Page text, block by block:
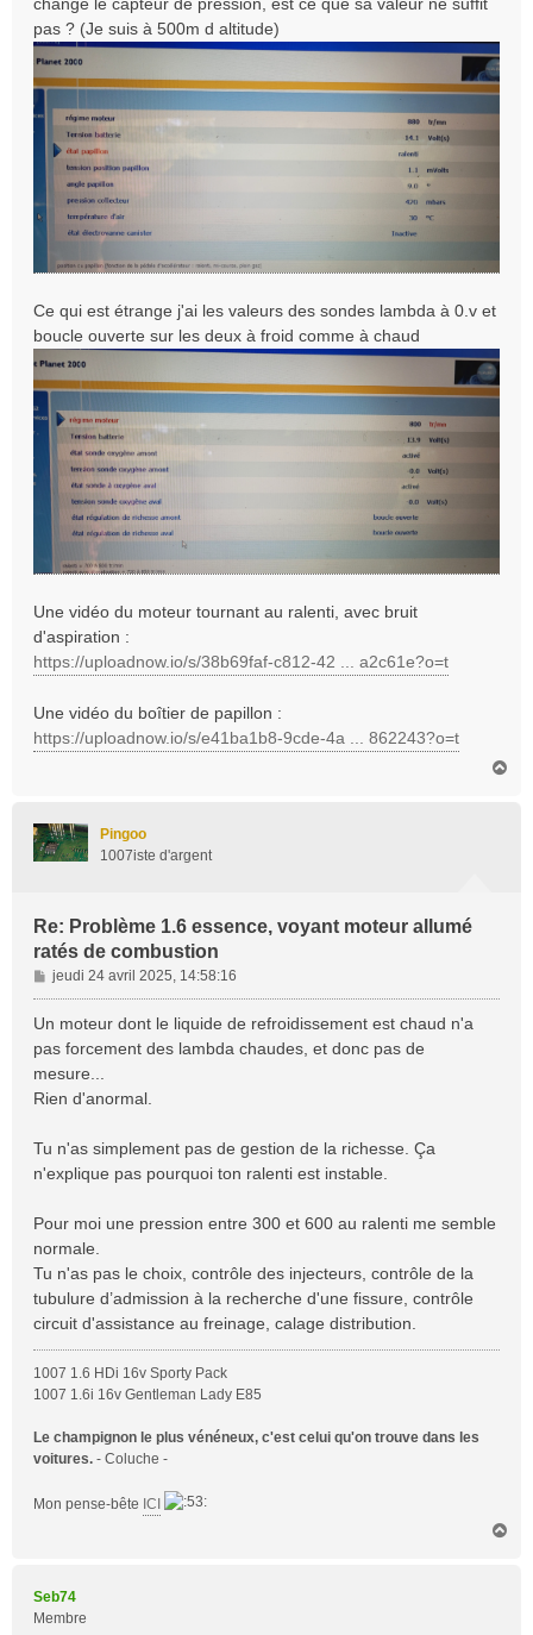
a
g
e
pas ? (Je suis à 500m d altitude)
Ce qui est étrange j'ai les valeurs des sondes lambda à 0.v et
boucle ouverte sur les deux à froid comme à chaud
Une vidéo du moteur tournant au ralenti, avec bruit
d'aspiration :
https://uploadnow.io/s/38b69faf-c812-42 ... a2c61e?o=t
Une vidéo du boîtier de papillon :
https://uploadnow.io/s/e41ba1b8-9cde-4a ... 862243?o=t
Pingoo
1007iste d'argent
Re: Problème 1.6 essence, voyant moteur allumé
ratés de combustion
M
e
a
g
e
jeudi 24 avril 2025, 14:58:16
Un moteur dont le liquide de refroidissement est chaud n'a
pas forcement des lambda chaudes, et donc pas de
mesure...
Rien d'anormal.
Tu n'as simplement pas de gestion de la richesse. Ça
n'explique pas pourquoi ton ralenti est instable.
Pour moi une pression entre 300 et 600 au ralenti me semble
normale.
Tu n'as pas le choix, contrôle des injecteurs, contrôle de la
tubulure d’admission à la recherche d'une fissure, contrôle
circuit d'assistance au freinage, calage distribution.
1007 1.6 HDi 16v Sporty Pack
1007 1.6i 16v Gentleman Lady E85
Le champignon le plus vénéneux, c'est celui qu'on trouve dans les
voitures. - Coluche -
Mon pense-bête ICI
Seb74
Membre